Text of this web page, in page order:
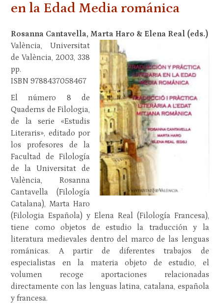
en la Edad Media románica
Rosanna Cantavella, Marta Haro & Elena Real (eds.)
València, Universitat
de València, 2003, 338
pp.
ISBN 9788437058467
El número 8 de
Quaderns de Filologia,
de la serie «Estudis
Literaris», editado por
los profesores de la
Facultad de Filología
de la Universitat de
València, Rosanna
Cantavella (Filología
Catalana), Marta Haro
(Filologia Española) y Elena Real (Filología Francesa),
tiene como objetos de estudio la traducción y la
literatura medievales dentro del marco de las lenguas
románicas. A partir de diferentes trabajos de
especialistas en la materia objeto de estudio, el
volumen recoge aportaciones relacionadas
directamente con las lenguas latina, catalana, española
y francesa.